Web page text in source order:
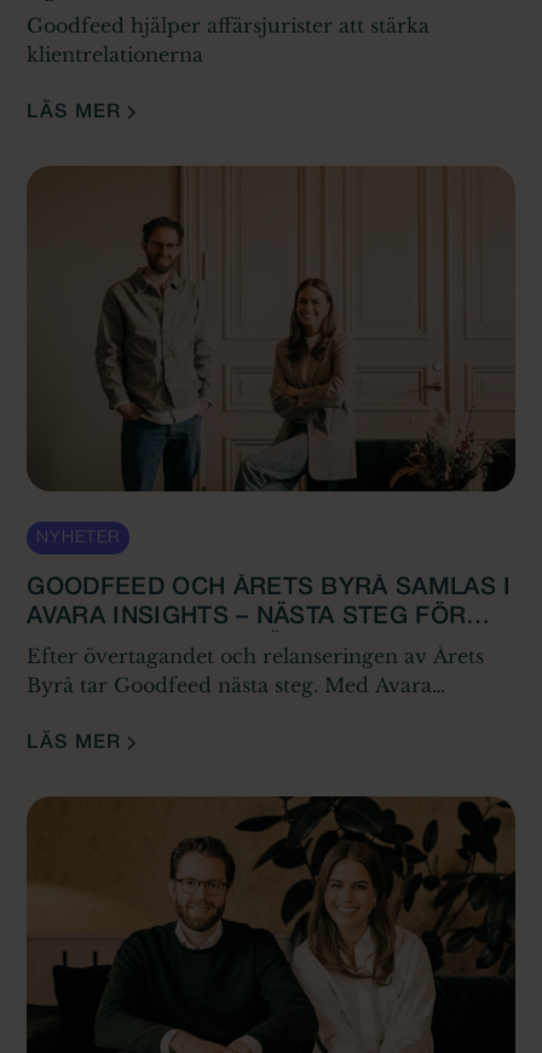
VÄRDEN
Goodfeed hjälper affärsjurister att stärka
klientrelationerna
LÄS MER
NYHETER
GOODFEED OCH ÅRETS BYRÅ SAMLAS I
AVARA INSIGHTS – NÄSTA STEG FÖR
INSIKTSDRIVEN AFFÄRSUTVECKLING I
KONSULTBRANSCHEN
Efter övertagandet och relanseringen av Årets
Byrå tar Goodfeed nästa steg. Med Avara
analys i ett gemensamt bolag med ambitionen att
konsultbranschen.
LÄS MER